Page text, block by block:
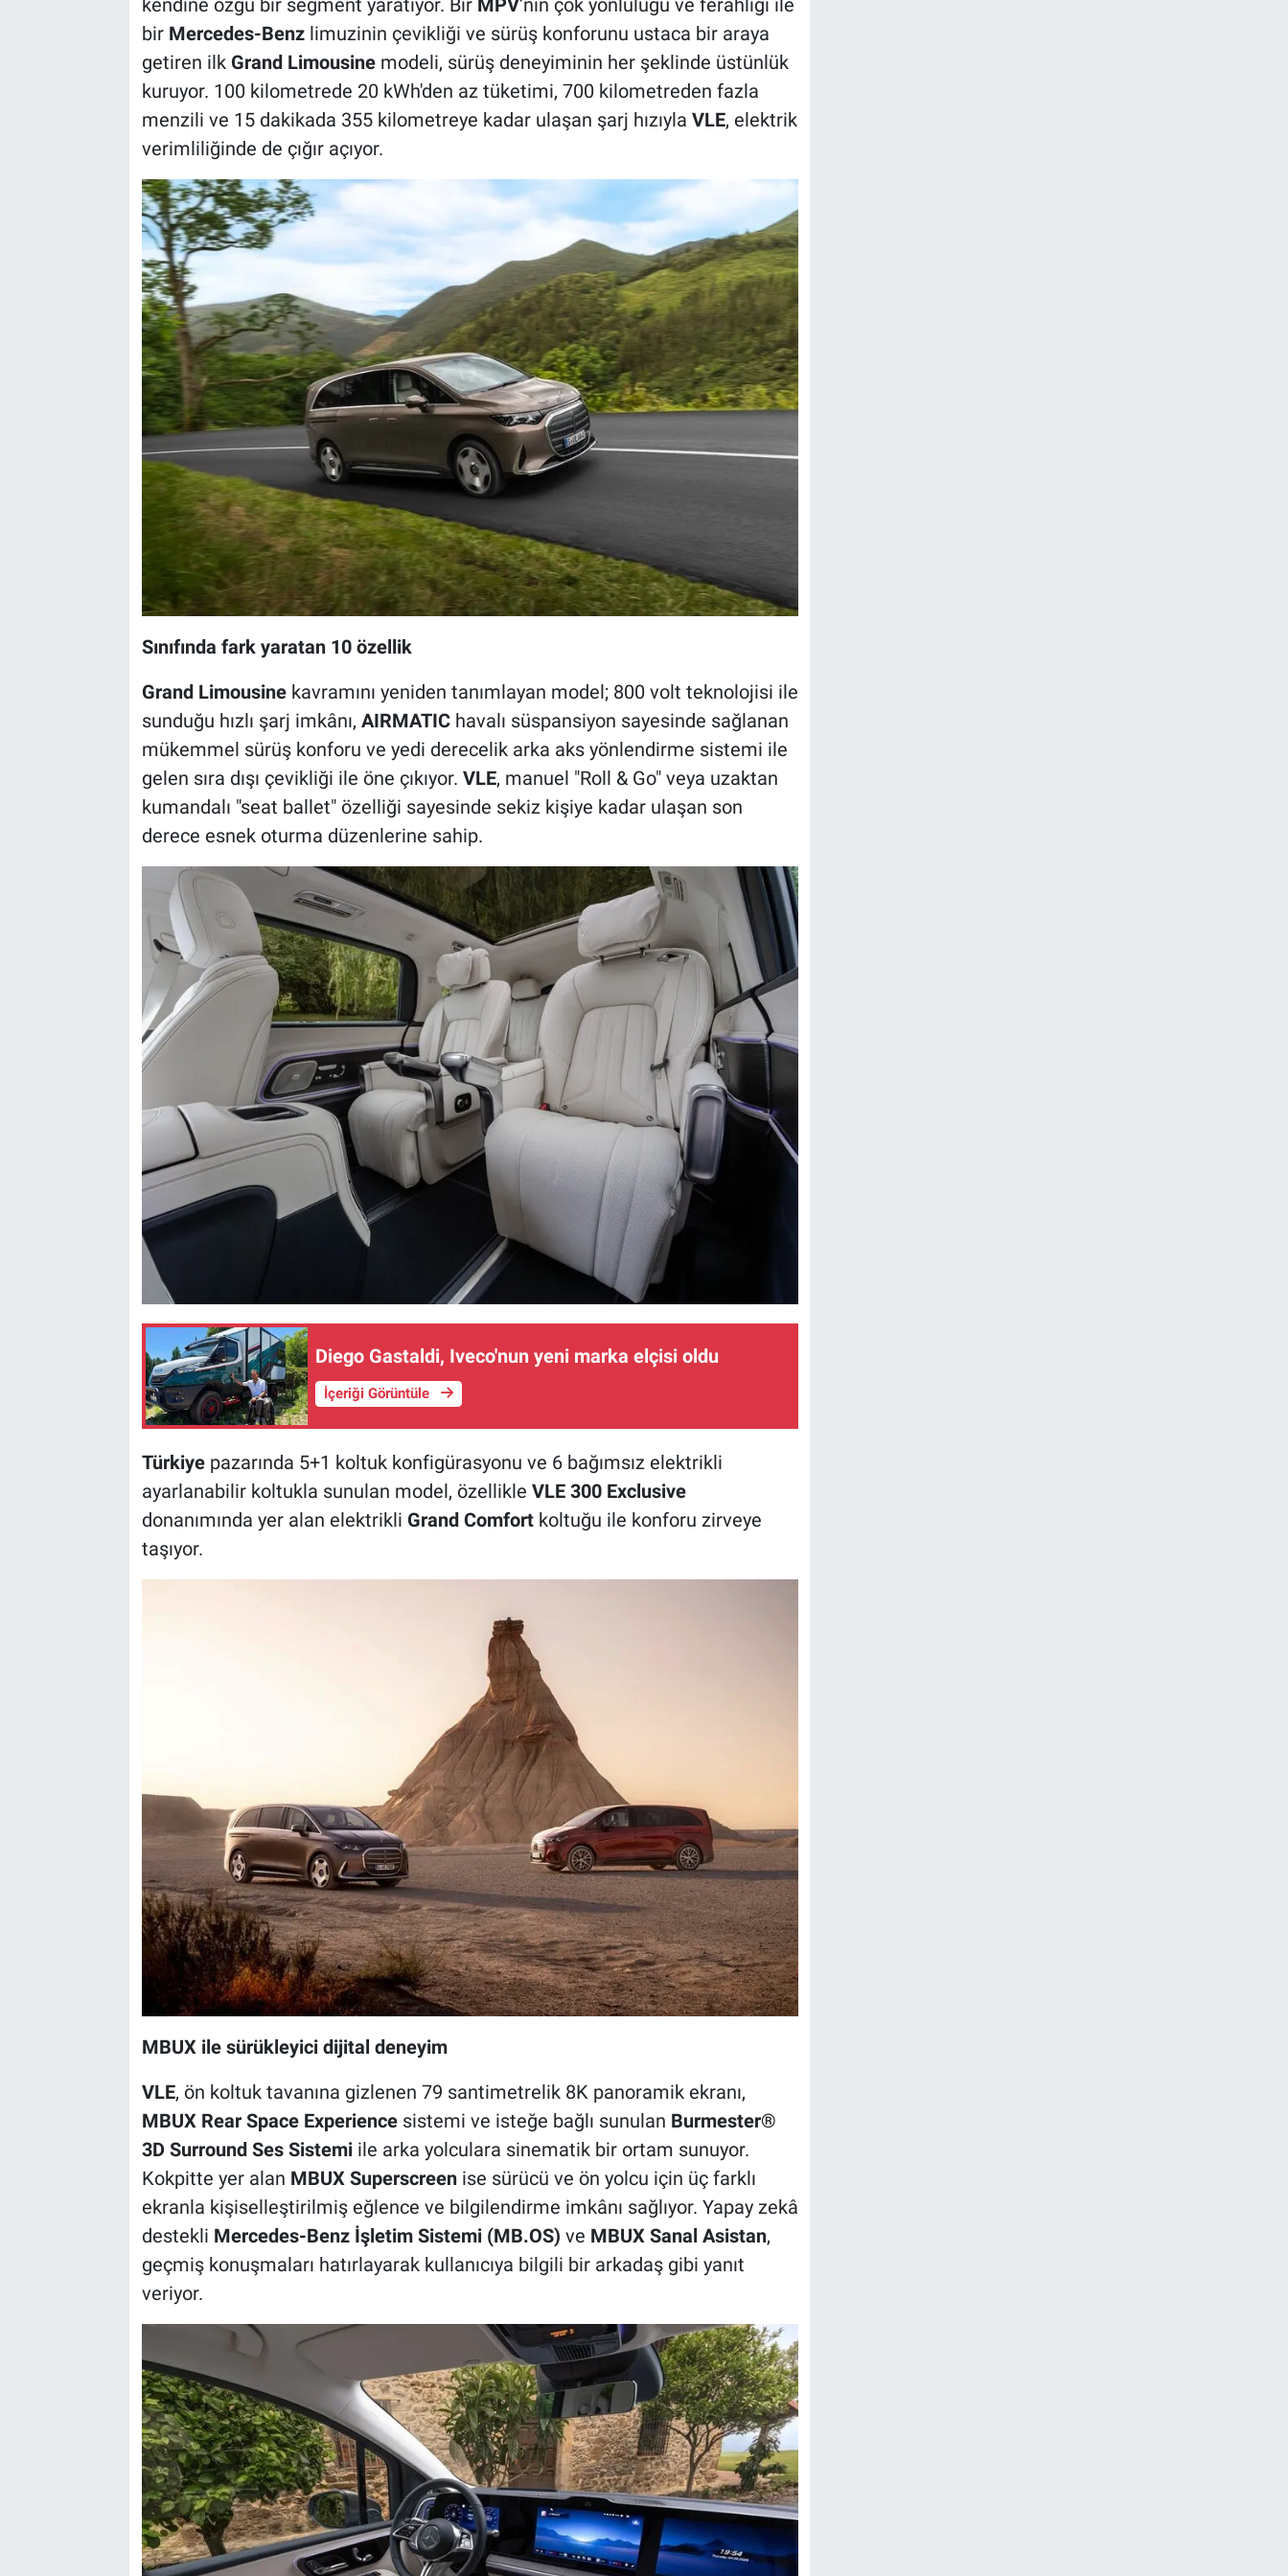
kendine özgü bir segment yaratıyor. Bir MPV’nin çok yönlülüğü ve ferahlığı ile
bir Mercedes-Benzlimuzinin çevikliği ve sürüş konforunu ustaca bir araya
getiren ilk Grand Limousinemodeli, sürüş deneyiminin her şeklinde üstünlük
kuruyor. 100 kilometrede 20 kWh'den az tüketimi, 700 kilometreden fazla
menzili ve 15 dakikada 355 kilometreye kadar ulaşan şarj hızıyla VLE, elektrik
verimliliğinde de çığır açıyor.
Sınıfında fark yaratan 10 özellik
Grand Limousinekavramını yeniden tanımlayan model; 800 volt teknolojisi ile
sunduğu hızlı şarj imkânı, AIRMATIChavalı süspansiyon sayesinde sağlanan
mükemmel sürüş konforu ve yedi derecelik arka aks yönlendirme sistemi ile
gelen sıra dışı çevikliği ile öne çıkıyor. VLE, manuel "Roll & Go" veya uzaktan
kumandalı "seat ballet" özelliği sayesinde sekiz kişiye kadar ulaşan son
derece esnek oturma düzenlerine sahip.
Diego Gastaldi, Iveco'nun yeni marka elçisi oldu
İçeriği Görüntüle
Türkiyepazarında 5+1 koltuk konfigürasyonu ve 6 bağımsız elektrikli
ayarlanabilir koltukla sunulan model, özellikle VLE 300 Exclusive
donanımında yer alan elektrikli Grand Comfortkoltuğu ile konforu zirveye
taşıyor.
MBUX ile sürükleyici dijital deneyim
VLE, ön koltuk tavanına gizlenen 79 santimetrelik 8K panoramik ekranı,
MBUX Rear Space Experiencesistemi ve isteğe bağlı sunulan Burmester®
3D Surround Ses Sistemiile arka yolculara sinematik bir ortam sunuyor.
Kokpitte yer alan MBUX Superscreenise sürücü ve ön yolcu için üç farklı
ekranla kişiselleştirilmiş eğlence ve bilgilendirme imkânı sağlıyor. Yapay zekâ
destekli Mercedes-Benz İşletim Sistemi (MB.OS) ve MBUX Sanal Asistan,
geçmiş konuşmaları hatırlayarak kullanıcıya bilgili bir arkadaş gibi yanıt
veriyor.